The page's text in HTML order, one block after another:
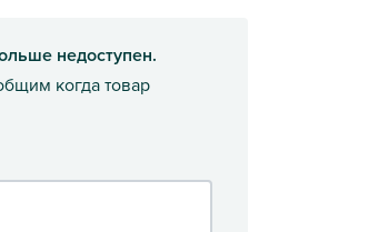
недоступен.
когда товар